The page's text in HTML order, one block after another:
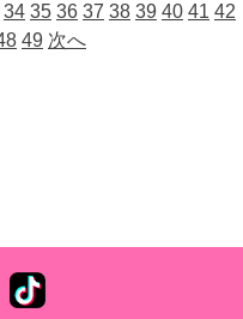
34 35 36 37 38 39 40 41 42
49 次へ